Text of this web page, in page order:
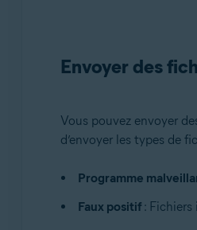
Envoyer des
Vous pouvez envoyer
d’envoyer les types de
Programme
Faux positif: Fichiers